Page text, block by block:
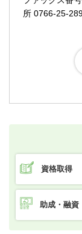
所 0766-25-
資格取得
助成・融資